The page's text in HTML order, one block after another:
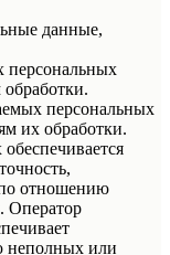
данные,
персональных
персональных
их обработки.
по отношению
Оператор
неполных или